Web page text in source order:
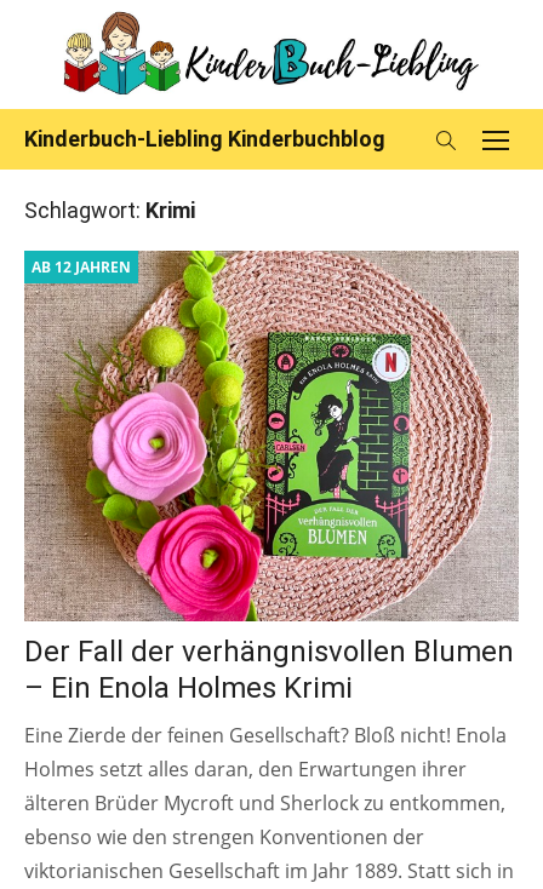
content
Kinderbuch-Liebling Kinderbuchblog
Schlagwort: Krimi
AB 12 JAHREN
Der Fall der verhängnisvollen Blumen
– Ein Enola Holmes Krimi
Eine Zierde der feinen Gesellschaft? Bloß nicht! Enola
Holmes setzt alles daran, den Erwartungen ihrer
älteren Brüder Mycroft und Sherlock zu entkommen,
ebenso wie den strengen Konventionen der
viktorianischen Gesellschaft im Jahr 1889. Statt sich in